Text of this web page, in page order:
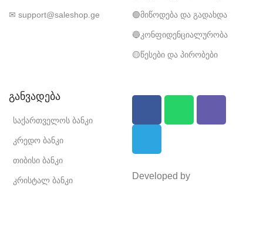
✉ support@saleshop.ge 🟢მიწოდება და გადახდა
🔵კონფიდენციალურობა
🟡წესები და პირობები
განვადება
საქართველოს ბანკი
კრედო ბანკი
თიბისი ბანკი
კრისტალ ბანკი Developed by